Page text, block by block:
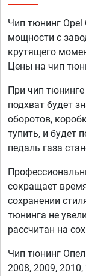
Чип тюнинг Opel
мощности с
крутящего
Цены на чип
При чип
подхват будет
оборотов,
тупить, и будет
педаль газа
сокращает
сохранении
тюнинга не
рассчитан на
Чип тюнинг
2008, 2009,